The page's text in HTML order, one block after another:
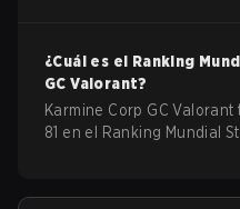
¿Cuál es el Ranking
GC Valorant?
Karmine Corp GC
81 en el Ranking Mundial